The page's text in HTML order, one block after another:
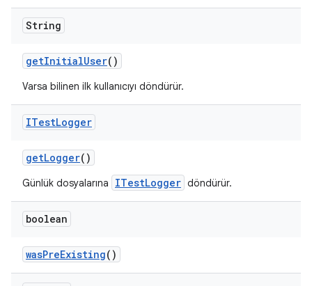
String
getInitialUser()
Varsa bilinen ilk kullanıcıyı döndürür.
ITestLogger
getLogger()
Günlük dosyalarına ITestLogger döndürür.
boolean
wasPreExisting()